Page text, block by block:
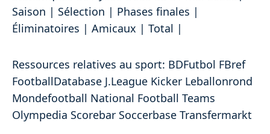
Saison | Sélection | Phases finales |
Éliminatoires | Amicaux | Total |
Ressources relatives au sport: BDFutbol FBref
FootballDatabase J.League Kicker Leballonrond
Mondefootball National Football Teams
Olympedia Scorebar Soccerbase Transfermarkt